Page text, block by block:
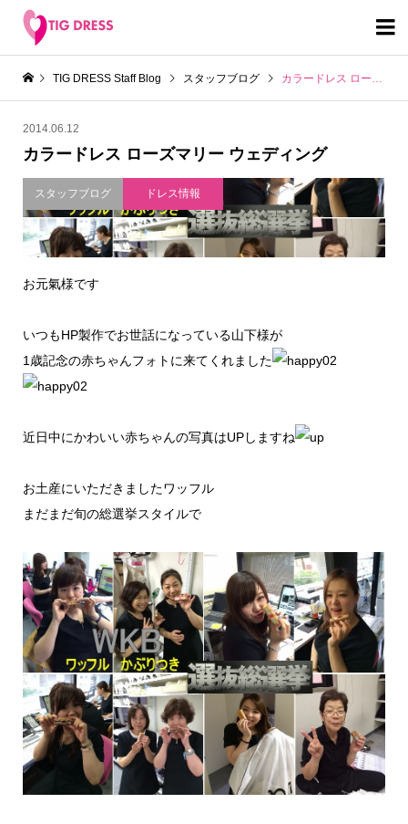

TIG DRESS Staff Blog スタッフブログ カラードレス ローズマリー ウェディング
2014.06.12
カラードレス ローズマリー ウェディング
スタッフブログ ドレス情報
お元氣様です
いつもHP製作でお世話になっている山下様が
1歳記念の赤ちゃんフォトに来てくれました
近日中にかわいい赤ちゃんの写真はUPしますね
お土産にいただきましたワッフル
まだまだ旬の総選挙スタイルで